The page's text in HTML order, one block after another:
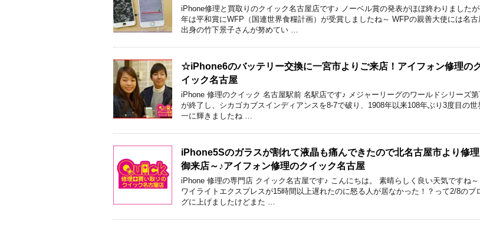
iPhone修理と買取りのクイック名古屋店です♪ ノーベル賞の発表がほぼ終わりました
年は平和賞にWFP（国連世界食糧計画）が受賞しましたね～ WFPの親善大使には名古
出身の竹下景子さんが努めてい …
☆iPhone6のバッテリー交換に一宮市よりご来店！アイフォン修理の
イック名古屋
iPhone 修理のクイック 名古屋駅前 名駅店です♪ メジャーリーグのワールドシリーズ
が終了し、シカゴカブスインディアンスを8-7で破り、1908年以来108年ぶり3度目の世
一に輝きましたね …
iPhone5Sのガラスが割れて液晶も痛んできたので北名古屋市より修
御来店～♪アイフォン修理のクイック名古屋
iPhone 修理の専門店 クイック名古屋です♪ こんにちは。 素晴らしく良い天気ですね～
ワイライトエクスプレスが15時間以上遅れたのに怒る人が居なかった！？って2/8のブ
グに上げましたけどまた …